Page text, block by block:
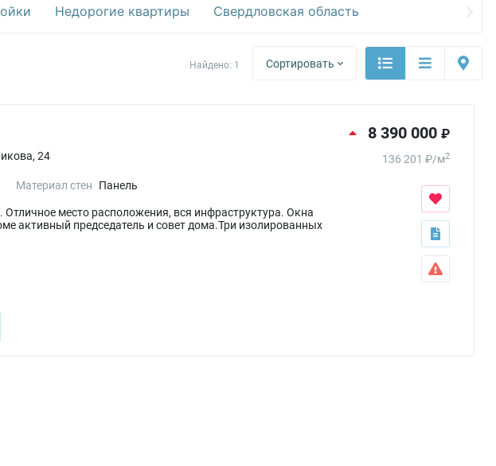
Недорогие квартиры Свердловская область
Найдено: 1 Сортировать
24
Материал стен Панель
место расположения, вся инфраструктура. Окна
активный председатель и совет дома.Три изолированных
8 390 000 ₽
136 201 ₽/м2